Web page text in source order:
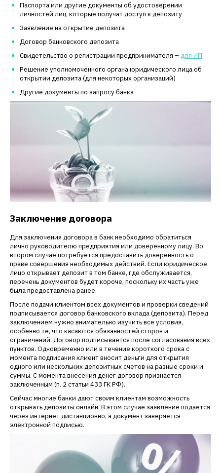
Паспорта или другие документы об удостоверении
личностей лиц, которые получат доступ к депозиту
Заявление на открытие депозита
Договор банковского депозита
Свидетельство о регистрации предпринимателя – для ИП
Решение уполномоченного органа юридического лица об
открытии депозита (для некоторых организаций)
Другие документы по запросу банка
Заключение договора
Для заключения договора в банк необходимо обратиться
лично руководителю предприятия или доверенному лицу. Во
втором случае потребуется предоставить доверенность о
праве совершения необходимых действий. Если юридическое
лицо открывает депозит в том банке, где обслуживается,
перечень документов будет короче, поскольку их часть уже
была предоставлена ранее.
После подачи клиентом всех документов и проверки сведений
подписывается договор банковского вклада (депозита). Перед
заключением нужно внимательно изучить все условия,
особенно те, что касаются обязанностей сторон и
ограничений. Договор подписывается после согласования всех
пунктов. Одновременно или в течение короткого срока с
момента подписания клиент вносит деньги для открытия
одного или нескольких депозитных счетов на разные сроки и
суммы. С момента внесения денег договор признается
заключенным (п. 2 статьи 433 ГК РФ).
Сейчас многие банки дают своим клиентам возможность
открывать депозиты онлайн. В этом случае заявление подается
через интернет дистанционно, а документ заверяется
электронной подписью.